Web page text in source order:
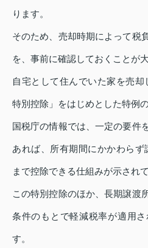
ります。
そのため、売却時期によって税
を、事前に確認しておくことが大
自宅として住んでいた家を売
特別控除」をはじめとした特例
国税庁の情報では、一定の要件
あれば、所有期間にかかわらず
まで控除できる仕組みが示されて
この特別控除のほか、長期譲渡
条件のもとで軽減税率が適用
す。